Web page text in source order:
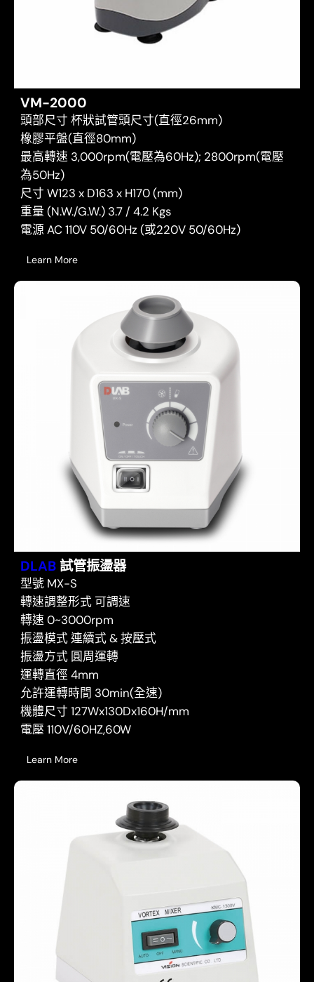
VM-2000
頭部尺寸 杯狀試管頭尺寸(直徑26mm)
橡膠平盤(直徑80mm)
最高轉速 3,000rpm(電壓為60Hz); 2800rpm(電壓
為50Hz)
尺寸 W123 x D163 x H170 (mm)
重量 (N.W./G.W.) 3.7 / 4.2 Kgs
電源 AC 110V 50/60Hz (或220V 50/60Hz)
Learn More
DLAB 試管振盪器
型號 MX-S
轉速調整形式 可調速
轉速 0~3000rpm
振盪模式 連續式 & 按壓式
振盪方式 圓周運轉
運轉直徑 4mm
允許運轉時間 30min(全速)
機體尺寸 127Wx130Dx160H/mm
電壓 110V/60HZ,60W
Learn More